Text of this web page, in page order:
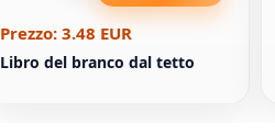
Prezzo: 3.48 EUR
Libro del branco dal tetto